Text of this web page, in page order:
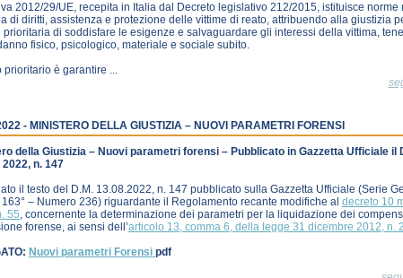
2012/29/UE, recepita in Italia dal Decreto legislativo 212/2015, istituisce norme
di diritti, assistenza e protezione delle vittime di reato, attribuendo alla giustizia
prioritaria di soddisfare le esigenze e salvaguardare gli interessi della vittima,
fisico, psicologico, materiale e sociale subito.
prioritario è garantire ...
- MINISTERO DELLA GIUSTIZIA – NUOVI PARAMETRI FORENSI
della Giustizia – Nuovi parametri forensi – Pubblicato in Gazzetta Ufficiale il
n. 147
il testo del D.M. 13.08.2022, n. 147 pubblicato sulla Gazzetta Ufficiale (Serie
– Numero 236) riguardante il Regolamento recante modifiche al decreto 10
55, concernente la determinazione dei parametri per la liquidazione dei
forense, ai sensi dell’articolo 13, comma 6, della legge 31 dicembre 2012, n.
Nuovi parametri Forensi pdf